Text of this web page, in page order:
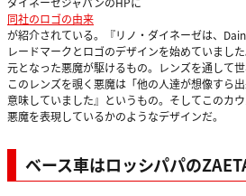
同社のロゴの由来
が紹介されている。『リノ・ダイネーゼは、
レードマークとロゴのデザインを始めていまし
元となった悪魔が駆けるもの。レンズを通して
このレンズを覗く悪魔は「他の人達が想像すら
意味していました』というもの。そしてこのカ
悪魔を表現しているかのようなデザインだ。
ベース車はロッシパパの